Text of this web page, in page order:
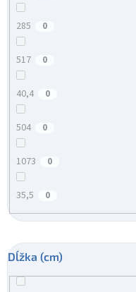
285 0
517 0
40,4 0
504 0
1073 0
35,5 0
Dĺžka (cm)